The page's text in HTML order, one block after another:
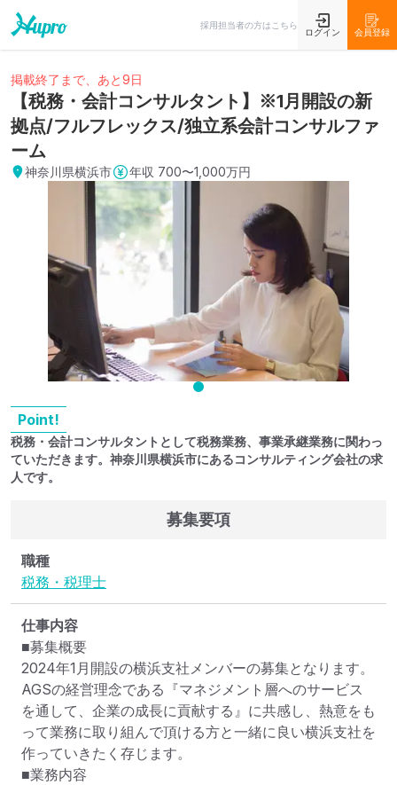
採用担当者の方はこちら
ログイン 会員登録
掲載終了まで、あと9日
【税務・会計コンサルタント】※1月開設の新
拠点/フルフレックス/独立系会計コンサルファ
ーム
神奈川県横浜市 年収 700〜1,000万円
Point!
税務・会計コンサルタントとして税務業務、事業承継業務に関わっ
ていただきます。神奈川県横浜市にあるコンサルティング会社の求
人です。
募集要項
職種
税務・税理士
仕事内容
■募集概要
2024年1月開設の横浜支社メンバーの募集となります。
AGSの経営理念である『マネジメント層へのサービス
を通して、企業の成長に貢献する』に共感し、熱意をも
って業務に取り組んで頂ける方と一緒に良い横浜支社を
作っていきたく存じます。
■業務内容